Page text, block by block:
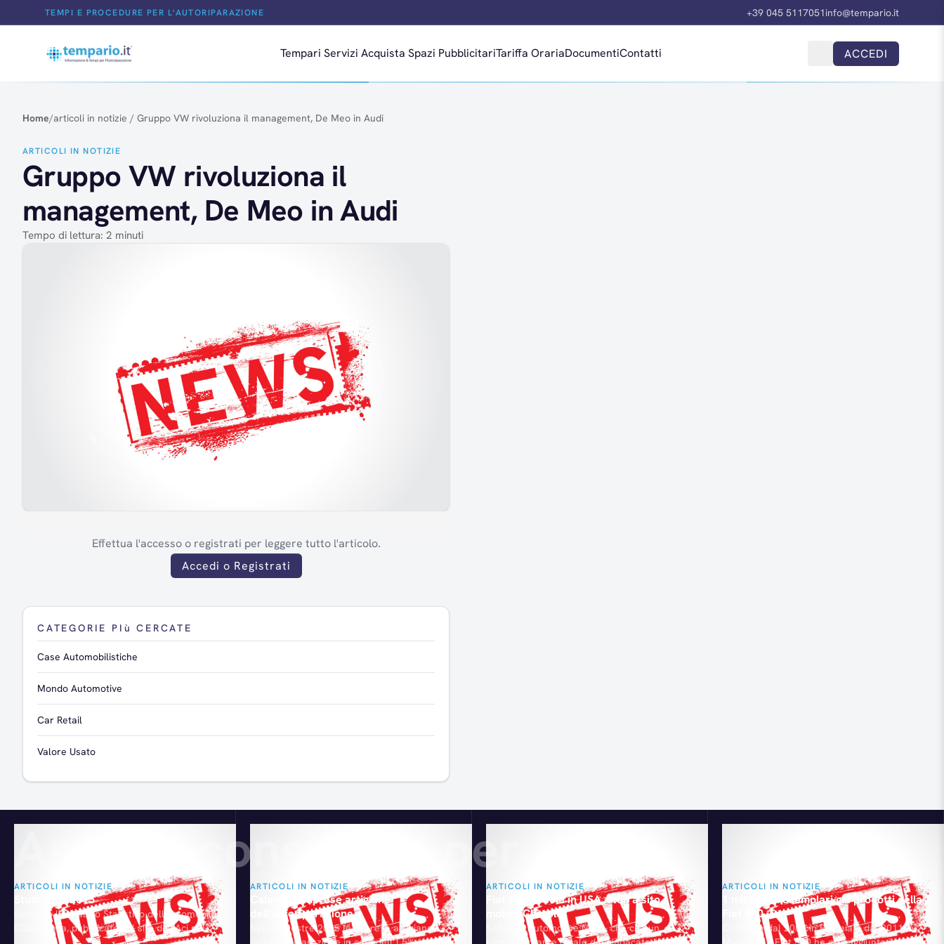
Salta al contenutoTEMPI E PROCEDURE PER L'AUTORIPARAZIONE +39 045 5117051info@tempario.it
Tempari Servizi Acquista Spazi PubblicitariTariffa OrariaDocumentiContatti ACCEDI
Home/articoli in notizie / Gruppo VW rivoluziona il management, De Meo in Audi
ARTICOLI IN NOTIZIE
Gruppo VW rivoluziona il
management, De Meo in Audi
Tempo di lettura: 2 minuti
Effettua l'accesso o registrati per leggere tutto l'articolo.
Accedi o Registrati
CATEGORIE PIù CERCATE
Case Automobilistiche
Mondo Automotive
Car Retail
Valore Usato
Articoli consigliati per te
ARTICOLI IN NOTIZIE
Studio ACI 2015
Secondo l'Annuario Statistico dell'Automobile
Club d'Italia, pubblicato sul sito dell'Aci nel
ARTICOLI IN NOTIZIE
Calano le imprese artigiane
dell’autoriparazione
Nel I trimestre 2015 le imprese artigiane
ARTICOLI IN NOTIZIE
Fiat 500 debole in USA, stop a sito
motori Chrysler
Secondo Automotive News, che cita un
ARTICOLI IN NOTIZIE
1 milione di esemplari già prodotti della
Fiat 500
Costruita dal 2007 in Polonia e dal 2011 in